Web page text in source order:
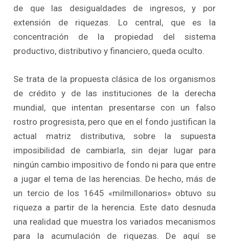
de que las desigualdades de ingresos, y por
extensión de riquezas. Lo central, que es la
concentración de la propiedad del sistema
productivo, distributivo y financiero, queda oculto.
Se trata de la propuesta clásica de los organismos
de crédito y de las instituciones de la derecha
mundial, que intentan presentarse con un falso
rostro progresista, pero que en el fondo justifican la
actual matriz distributiva, sobre la supuesta
imposibilidad de cambiarla, sin dejar lugar para
ningún cambio impositivo de fondo ni para que entre
a jugar el tema de las herencias. De hecho, más de
un tercio de los 1645 «milmillonarios» obtuvo su
riqueza a partir de la herencia. Este dato desnuda
una realidad que muestra los variados mecanismos
para la acumulación de riquezas. De aquí se